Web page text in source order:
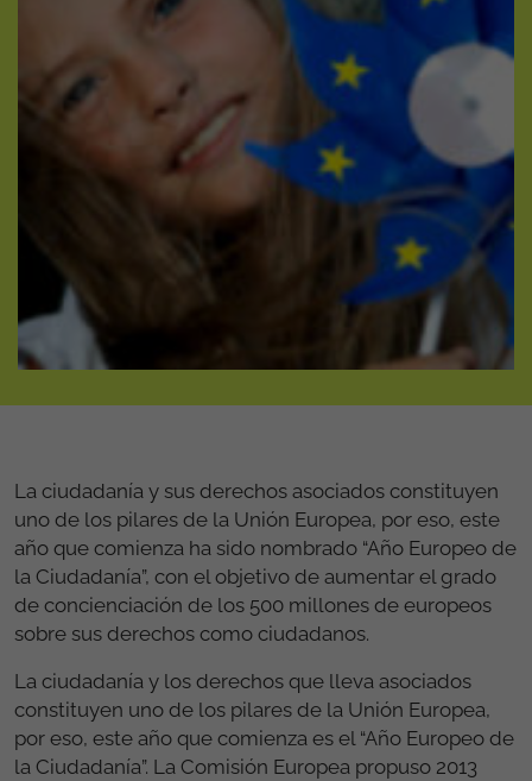
La ciudadanía y sus derechos asociados constituyen
uno de los pilares de la Unión Europea, por eso, este
año que comienza ha sido nombrado “Año Europeo de
la Ciudadanía”, con el objetivo de aumentar el grado
de concienciación de los 500 millones de europeos
sobre sus derechos como ciudadanos.
La ciudadanía y los derechos que lleva asociados
constituyen uno de los pilares de la Unión Europea,
por eso, este año que comienza es el “Año Europeo de
la Ciudadanía”. La Comisión Europea propuso 2013